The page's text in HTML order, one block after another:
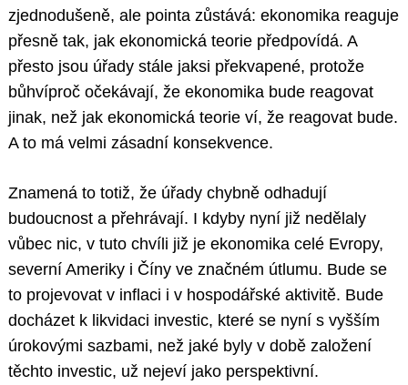
zjednodušeně, ale pointa zůstává: ekonomika reaguje
přesně tak, jak ekonomická teorie předpovídá. A
přesto jsou úřady stále jaksi překvapené, protože
bůhvíproč očekávají, že ekonomika bude reagovat
jinak, než jak ekonomická teorie ví, že reagovat bude.
A to má velmi zásadní konsekvence.
Znamená to totiž, že úřady chybně odhadují
budoucnost a přehrávají. I kdyby nyní již nedělaly
vůbec nic, v tuto chvíli již je ekonomika celé Evropy,
severní Ameriky i Číny ve značném útlumu. Bude se
to projevovat v inflaci i v hospodářské aktivitě. Bude
docházet k likvidaci investic, které se nyní s vyšším
úrokovými sazbami, než jaké byly v době založení
těchto investic, už nejeví jako perspektivní.